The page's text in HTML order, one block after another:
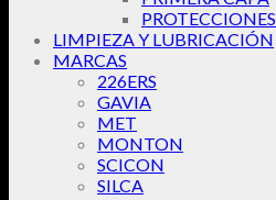
PROTECCIONES
LIMPIEZA Y LUBRICACIÓN
MARCAS
226ERS
GAVIA
MET
MONTON
SCICON
SILCA